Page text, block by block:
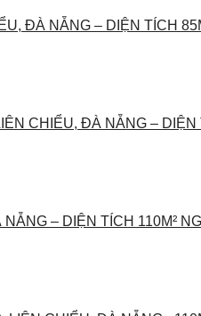
ĐÀ NẴNG – DIỆN TÍCH
CHIỂU, ĐÀ NẴNG –
– DIỆN TÍCH 110M²